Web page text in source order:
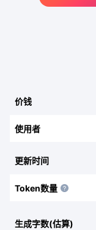
价钱
使用者
更新时间
Token数量
生成字数(估算)